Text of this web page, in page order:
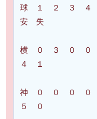
球 １ ２ ３
安 失
横 ０ ３ ０
４ １
神 ０ ０ ０
５ ０